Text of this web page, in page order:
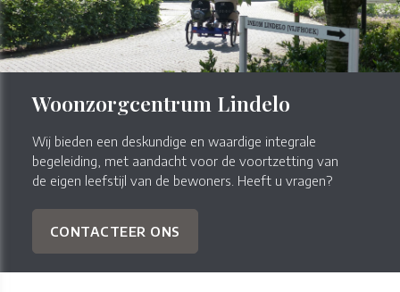
Woonzorgcentrum Lindelo
Wij bieden een deskundige en waardige integrale
begeleiding, met aandacht voor de voortzetting van
de eigen leefstijl van de bewoners. Heeft u vragen?
CONTACTEER ONS